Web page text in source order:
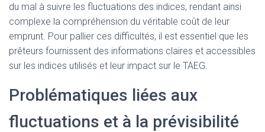
du mal à suivre les fluctuations des indices, rendant ainsi
complexe la compréhension du véritable coût de leur
emprunt. Pour pallier ces difficultés, il est essentiel que les
prêteurs fournissent des informations claires et accessibles
sur les indices utilisés et leur impact sur le TAEG.
Problématiques liées aux
fluctuations et à la prévisibilité